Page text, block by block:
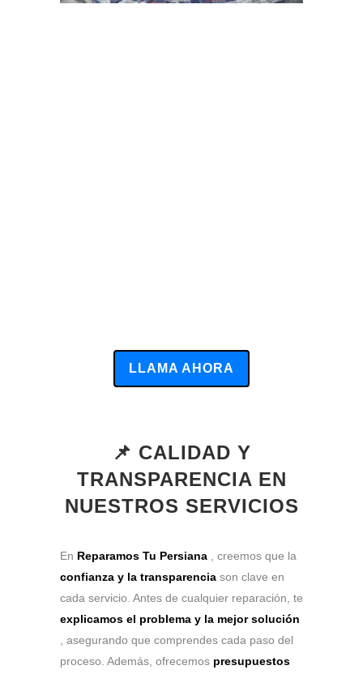
LLAMA AHORA
📌 CALIDAD Y
TRANSPARENCIA EN
NUESTROS SERVICIOS
En Reparamos Tu Persiana , creemos que la
confianza y la transparencia son clave en
cada servicio. Antes de cualquier reparación, te
explicamos el problema y la mejor solución
, asegurando que comprendes cada paso del
proceso. Además, ofrecemos presupuestos